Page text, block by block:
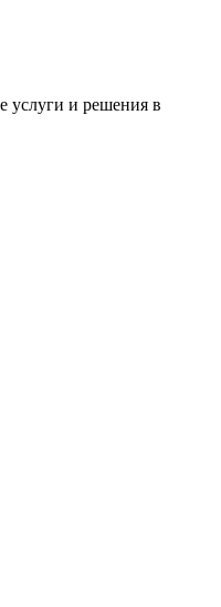
услуги и решения в